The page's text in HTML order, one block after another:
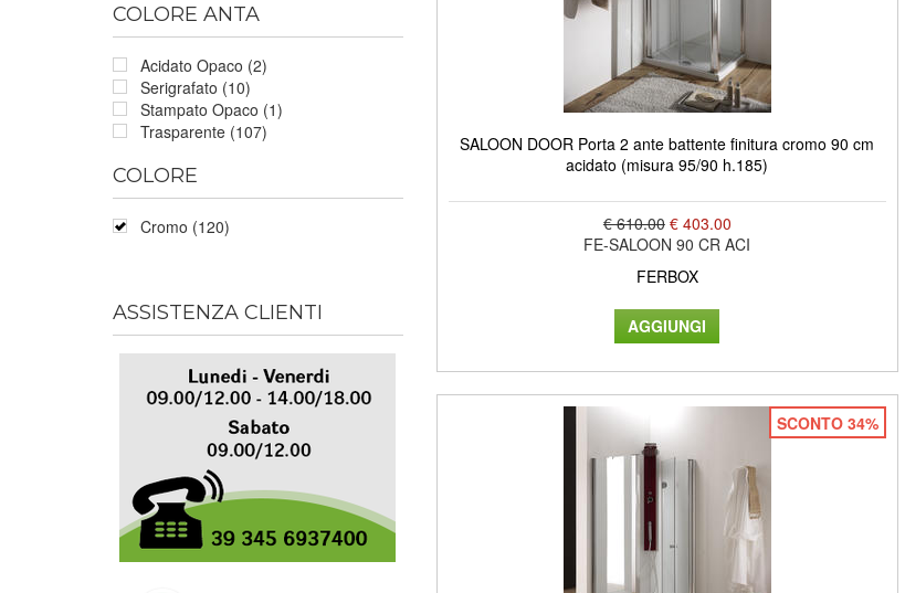
COLORE ANTA
Acidato Opaco (2)
Serigrafato (10)
Stampato Opaco (1)
Trasparente (107)
COLORE
Cromo (120)
ASSISTENZA CLIENTI
SALOON DOOR Porta 2 ante battente finitura cromo 90 cm
acidato (misura 95/90 h.185)
€ 610.00 € 403.00
FE-SALOON 90 CR ACI
FERBOX
SCONTO 34%